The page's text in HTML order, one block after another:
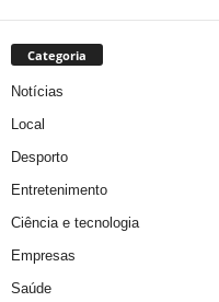
Categoria
Notícias
Local
Desporto
Entretenimento
Ciência e tecnologia
Empresas
Saúde